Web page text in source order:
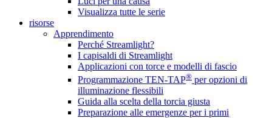
Visualizza tutte le serie
risorse
Apprendimento
Perché Streamlight?
I capisaldi di Streamlight
Applicazioni con torce e modelli di fascio
Programmazione TEN-TAP® per opzioni di
illuminazione flessibili
Guida alla scelta della torcia giusta
Preparazione alle emergenze per i primi